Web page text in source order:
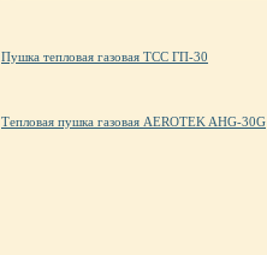
Пушка тепловая газовая ТСС ГП-30
Тепловая пушка газовая AEROTEK AHG-30G